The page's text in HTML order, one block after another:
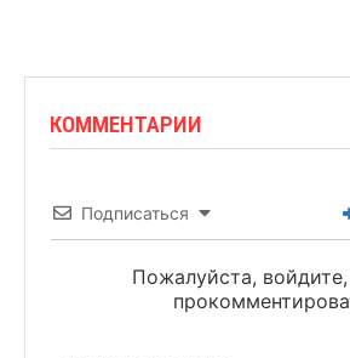
КОММЕНТАРИИ
Подписаться
Пожалуйста,